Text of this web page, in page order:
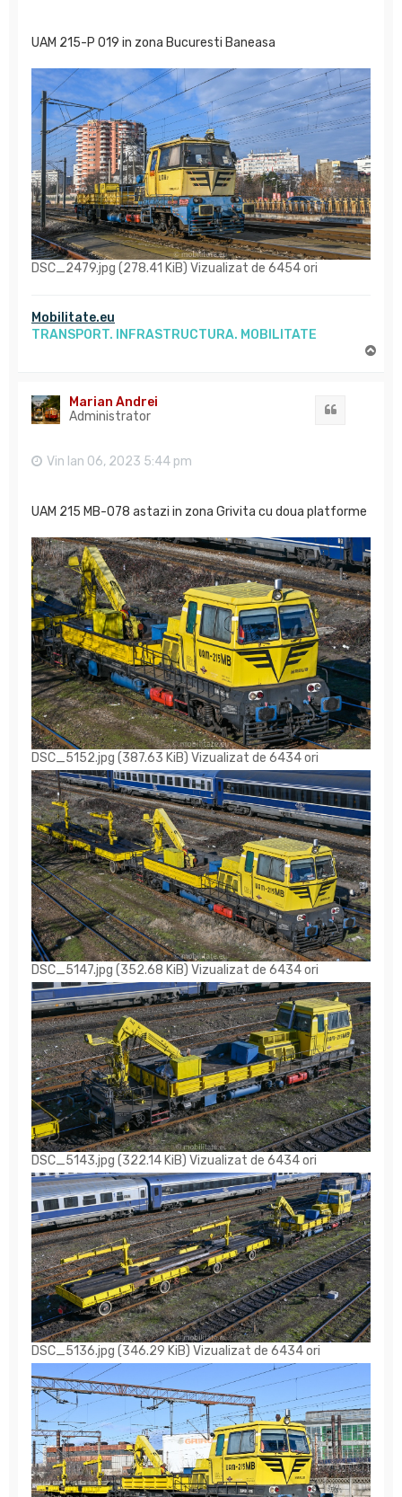
UAM 215-P 019 in zona Bucuresti Baneasa
DSC_2479.jpg (278.41 KiB) Vizualizat de 6454 ori
Mobilitate.eu
TRANSPORT. INFRASTRUCTURA. MOBILITATE
Marian Andrei
Administrator
Vin Ian 06, 2023 5:44 pm
UAM 215 MB-078 astazi in zona Grivita cu doua platforme
DSC_5152.jpg (387.63 KiB) Vizualizat de 6434 ori
DSC_5147.jpg (352.68 KiB) Vizualizat de 6434 ori
DSC_5143.jpg (322.14 KiB) Vizualizat de 6434 ori
DSC_5136.jpg (346.29 KiB) Vizualizat de 6434 ori